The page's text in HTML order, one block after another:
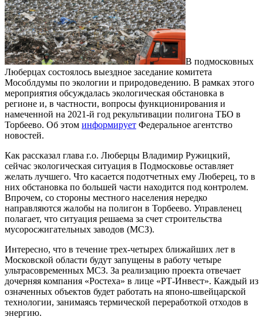
В подмосковных
Люберцах состоялось выездное заседание комитета
Мособлдумы по экологии и природоведению. В рамках этого
мероприятия обсуждалась экологическая обстановка в
регионе и, в частности, вопросы функционирования и
намеченной на 2021-й год рекультивации полигона ТБО в
Торбеево. Об этом информирует Федеральное агентство
новостей.
Как рассказал глава г.о. Люберцы Владимир Ружицкий,
сейчас экологическая ситуация в Подмосковье оставляет
желать лучшего. Что касается подотчетных ему Люберец, то в
них обстановка по большей части находится под контролем.
Впрочем, со стороны местного населения нередко
направляются жалобы на полигон в Торбеево. Управленец
полагает, что ситуация решаема за счет строительства
мусоросжигательных заводов (МСЗ).
Интересно, что в течение трех-четырех ближайших лет в
Московской области будут запущены в работу четыре
ультрасовременных МСЗ. За реализацию проекта отвечает
дочерняя компания «Ростеха» в лице «РТ-Инвест». Каждый из
означенных объектов будет работать на японо-швейцарской
технологии, занимаясь термической переработкой отходов в
энергию.